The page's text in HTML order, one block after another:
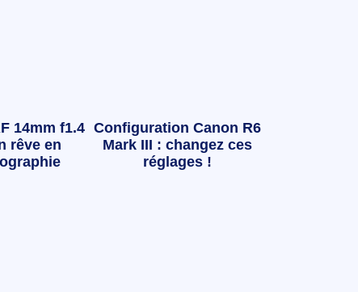
14mm f1.4
rêve en
Configuration Canon R6
Mark III : changez ces
réglages !